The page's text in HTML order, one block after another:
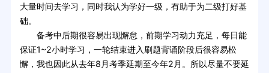
大量时间去学习，同时我认为学好一级，有助于为二级打好基
础。
备考中后期很容易出现懈怠，前期学习动力充足，每日能
保证1~2小时学习，一轮结束进入刷题背诵阶段后很容易松
懈，我也因此从去年8月考季延期至今年2月。所以尽量不要延